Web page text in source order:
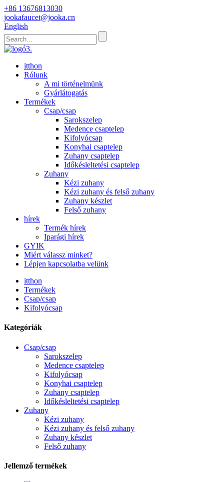
+86 13676813030
jookafaucet@jooka.cn
English
itthon
Rólunk
A mi történelmünk
Gyárlátogatás
Termékek
Csap/csap
Sarokszelep
Medence csaptelep
Kifolyócsap
Konyhai csaptelep
Zuhany csaptelep
Időkésleltetési csaptelep
Zuhany
Kézi zuhany
Kézi zuhany és felső zuhany
Zuhany készlet
Felső zuhany
hírek
Termék hírek
Iparági hírek
GYIK
Miért válassz minket?
Lépjen kapcsolatba velünk
itthon
Termékek
Csap/csap
Kifolyócsap
Kategóriák
Csap/csap
Sarokszelep
Medence csaptelep
Kifolyócsap
Konyhai csaptelep
Zuhany csaptelep
Időkésleltetési csaptelep
Zuhany
Kézi zuhany
Kézi zuhany és felső zuhany
Zuhany készlet
Felső zuhany
Jellemző termékek